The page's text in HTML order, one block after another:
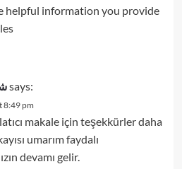
helpful information you provide
says:
8:49 pm
makale için teşekkürler daha
umarım faydalı
devamı gelir.